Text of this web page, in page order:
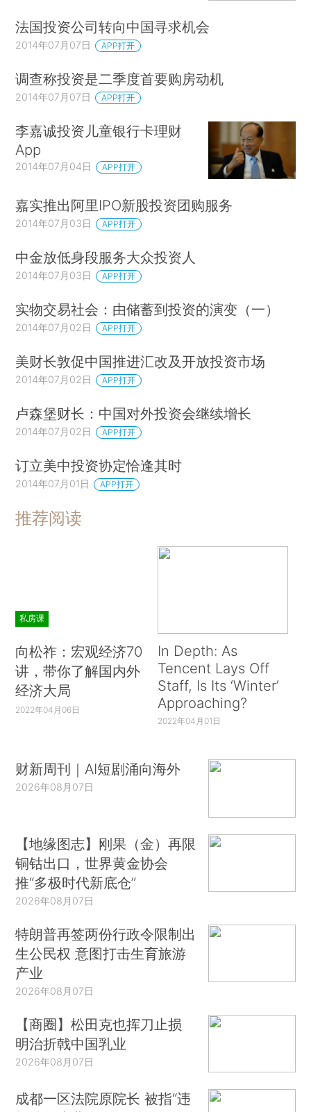
法国投资公司转向中国寻求机会
2014年07月07日 APP打开
调查称投资是二季度首要购房动机
2014年07月07日 APP打开
李嘉诚投资儿童银行卡理财
App
2014年07月04日 APP打开
嘉实推出阿里IPO新股投资团购服务
2014年07月03日 APP打开
中金放低身段服务大众投资人
2014年07月03日 APP打开
实物交易社会：由储蓄到投资的演变（一）
2014年07月02日 APP打开
美财长敦促中国推进汇改及开放投资市场
2014年07月02日 APP打开
卢森堡财长：中国对外投资会继续增长
2014年07月02日 APP打开
订立美中投资协定恰逢其时
2014年07月01日 APP打开
推荐阅读
私房课
向松祚：宏观经济70
讲，带你了解国内外
经济大局
2022年04月06日
In Depth: As
Tencent Lays Off
Staff, Is Its ‘Winter’
Approaching?
2022年04月01日
财新周刊｜AI短剧涌向海外
2026年08月07日
【地缘图志】刚果（金）再限
铜钴出口，世界黄金协会
推“多极时代新底仓”
2026年08月07日
特朗普再签两份行政令限制出
生公民权 意图打击生育旅游
产业
2026年08月07日
【商圈】松田克也挥刀止损
明治折戟中国乳业
2026年08月07日
成都一区法院原院长 被指“违